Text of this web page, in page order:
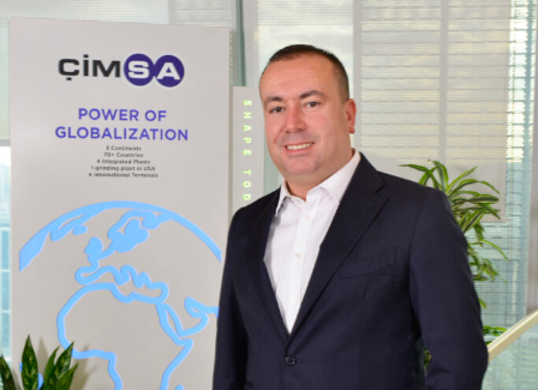
zorunluluk olan su yalıtımı, yapıların ayrılmaz bir parçası
Uygulama için doğru zaman
Standartlara ve yönetmeliğe uygun ürün
Ürünün uygun koşullarda şantiyede depolanması
(hava, iklim ve çevresel koşullar)
Detay çözümü
Ürünün tekniğine uygun olarak uygulanması
(kalifiye ve nitelikli işçilik)